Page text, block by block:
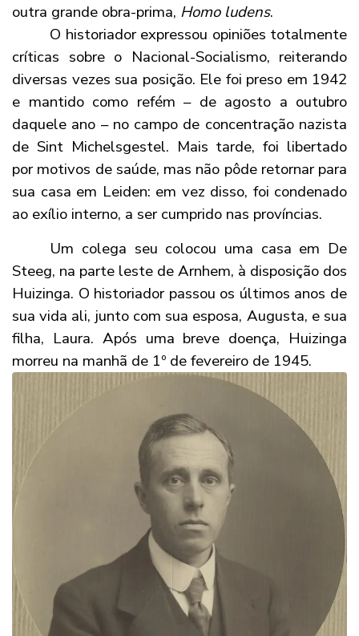
outra grande obra-prima, Homo ludens.
O historiador expressou opiniões totalmente
críticas sobre o Nacional-Socialismo, reiterando
diversas vezes sua posição. Ele foi preso em 1942
e mantido como refém – de agosto a outubro
daquele ano – no campo de concentração nazista
de Sint Michelsgestel. Mais tarde, foi libertado
por motivos de saúde, mas não pôde retornar para
sua casa em Leiden: em vez disso, foi condenado
ao exílio interno, a ser cumprido nas províncias.
Um colega seu colocou uma casa em De
Steeg, na parte leste de Arnhem, à disposição dos
Huizinga. O historiador passou os últimos anos de
sua vida ali, junto com sua esposa, Augusta, e sua
filha, Laura. Após uma breve doença, Huizinga
morreu na manhã de 1º de fevereiro de 1945.